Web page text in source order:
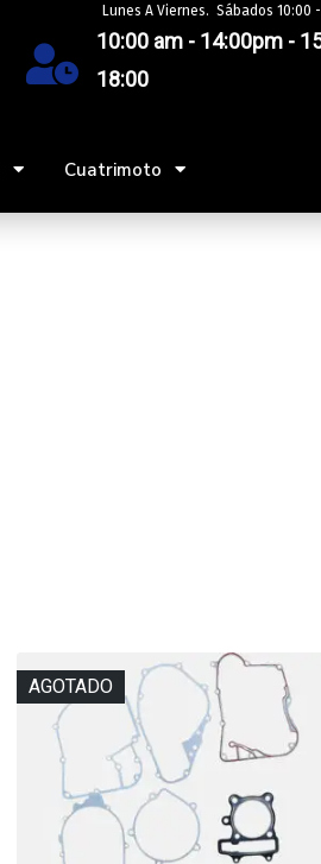
Lunes A Viernes. Sábados 10:00 -
10:00 am - 14:00pm -
18:00
Cuatrimoto
AGOTADO